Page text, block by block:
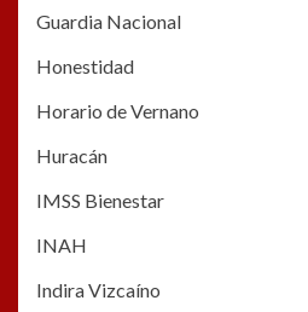
Guardia Nacional
Honestidad
Horario de Vernano
Huracán
IMSS Bienestar
INAH
Indira Vizcaíno